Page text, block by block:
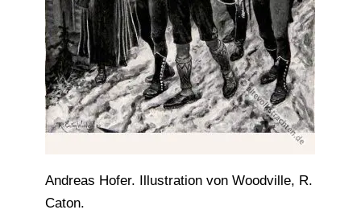
Andreas Hofer. Illustration von Woodville, R.
Caton.